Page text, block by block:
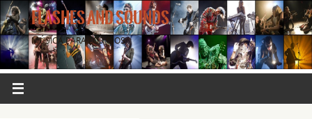
FLASHES AND SOUNDS
MÚSICA PARA LOS OJOS.